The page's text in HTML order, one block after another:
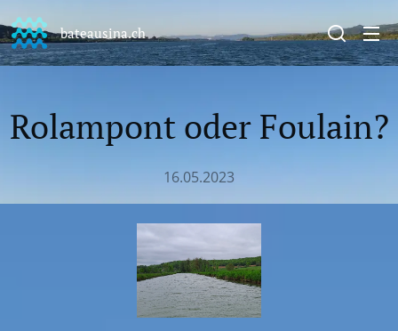
bateausina.ch
Rolampont oder Foulain?
16.05.2023